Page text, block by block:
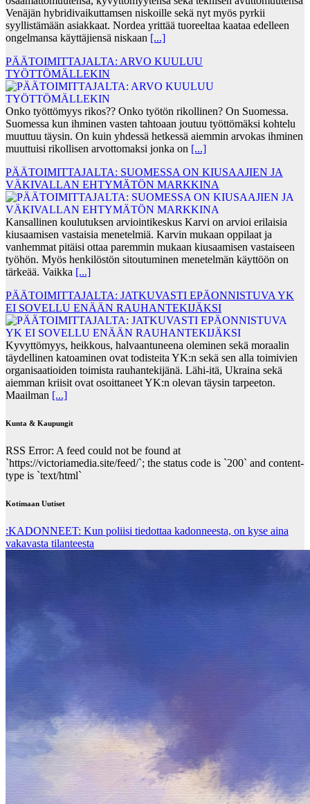
Venäjän hybridivaikuttamsen niskoille sekä nyt myös pyrkii
syyllistämään asiakkaat. Nordea yrittää tuoreeltaa kaataa edelleen
ongelmansa käyttäjiensä niskaan [...]
PÄÄTOIMITTAJALTA: ARVO KUULUU
TYÖTTÖMÄLLEKIN
Onko työttömyys rikos?? Onko työtön rikollinen? On Suomessa.
Suomessa kun ihminen vasten tahtoaan joutuu työttömäksi kohtelu
muuttuu täysin. On kuin yhdessä hetkessä aiemmin arvokas ihminen
muuttuisi rikollisen arvottomaksi jonka on [...]
PÄÄTOIMITTAJALTA: SUOMESSA ON KIUSAAJIEN JA
VÄKIVALLAN EHTYMÄTÖN MARKKINA
Kansallinen koulutuksen arviointikeskus Karvi on arvioi erilaisia
kiusaamisen vastaisia menetelmiä. Karvin mukaan oppilaat ja
vanhemmat pitäisi ottaa paremmin mukaan kiusaamisen vastaiseen
työhön. Myös henkilöstön sitoutuminen menetelmän käyttöön on
tärkeää. Vaikka [...]
PÄÄTOIMITTAJALTA: JATKUVASTI EPÄONNISTUVA YK
EI SOVELLU ENÄÄN RAUHANTEKIJÄKSI
Kyvyttömyys, heikkous, halvaantuneena oleminen sekä moraalin
täydellinen katoaminen ovat todisteita YK:n sekä sen alla toimivien
organisaatioiden toimista rauhantekijänä. Lähi-itä, Ukraina sekä
aiemman kriisit ovat osoittaneet YK:n olevan täysin tarpeeton.
Maailman [...]
Kunta & Kaupungit
RSS Error: A feed could not be found at
`https://victoriamedia.site/feed/`; the status code is `200` and content-
type is `text/html`
Kotimaan Uutiset
:KADONNEET: Kun poliisi tiedottaa kadonneesta, on kyse aina
vakavasta tilanteesta